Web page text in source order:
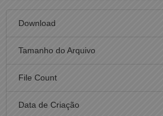
Download
Tamanho do Arquivo
File Count
Data de Criação